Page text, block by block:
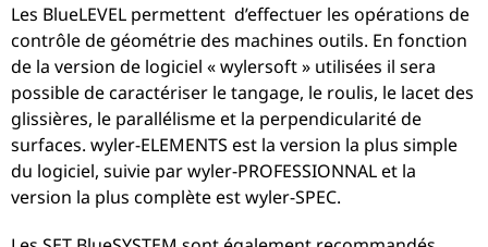
Les BlueLEVEL permettent d’effectuer les opérations de
contrôle de géométrie des machines outils. En fonction
de la version de logiciel « wylersoft » utilisées il sera
possible de caractériser le tangage, le roulis, le lacet des
glissières, le parallélisme et la perpendicularité de
surfaces. wyler-ELEMENTS est la version la plus simple
du logiciel, suivie par wyler-PROFESSIONNAL et la
version la plus complète est wyler-SPEC.